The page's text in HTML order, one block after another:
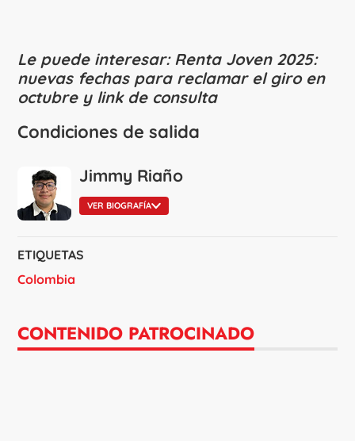
Le puede interesar: Renta Joven 2025:
nuevas fechas para reclamar el giro en
octubre y link de consulta
Condiciones de salida
Jimmy Riaño
VER BIOGRAFÍA
ETIQUETAS
Colombia
CONTENIDO PATROCINADO